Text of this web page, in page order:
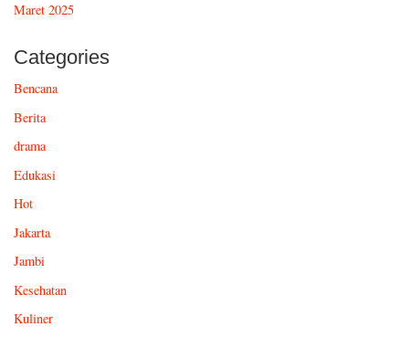
Maret 2025
Categories
Bencana
Berita
drama
Edukasi
Hot
Jakarta
Jambi
Kesehatan
Kuliner